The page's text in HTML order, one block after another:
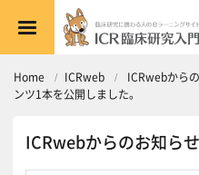
メインコンテンツへスキップする
Home ICRweb ICRwebから
ンツ1本を公開しました。
ICRwebからのお知らせ